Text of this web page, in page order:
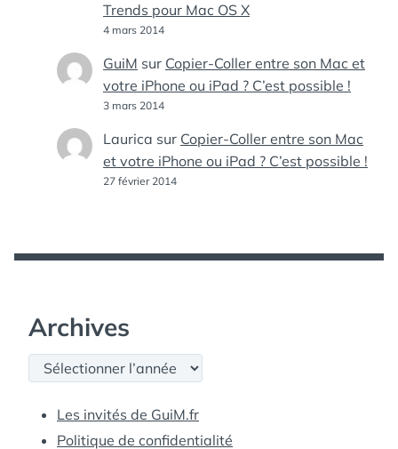
Trends pour Mac OS X
4 mars 2014
GuiM sur Copier-Coller entre son Mac et
votre iPhone ou iPad ? C’est possible !
3 mars 2014
Laurica sur Copier-Coller entre son Mac
et votre iPhone ou iPad ? C’est possible !
27 février 2014
Archives
Archives
Les invités de GuiM.fr
Politique de confidentialité